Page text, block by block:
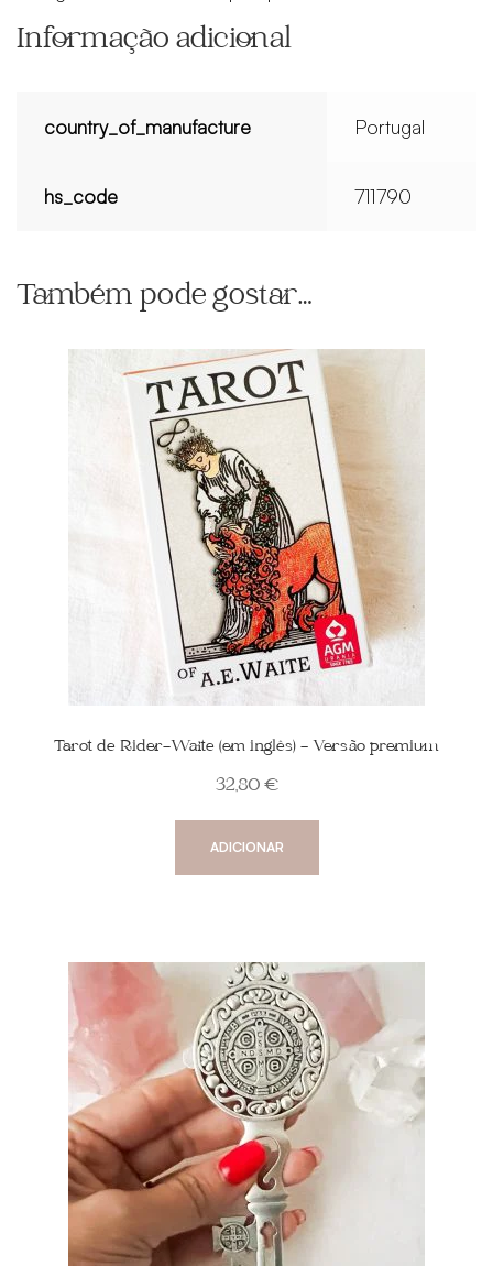
Informação adicional
country_of_manufacture Portugal
hs_code 711790
Também pode gostar…
Tarot de Rider-Waite (em inglês) – Versão premium
32,80 €
ADICIONAR